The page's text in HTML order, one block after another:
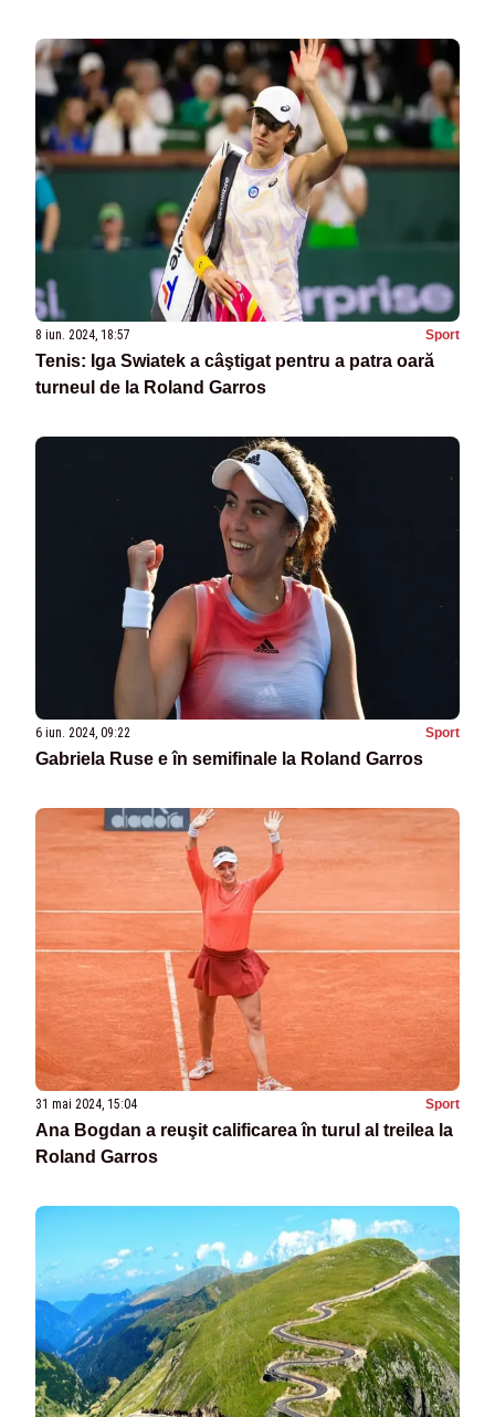
8 iun. 2024, 18:57 Sport
Tenis: Iga Swiatek a câştigat pentru a patra oară
turneul de la Roland Garros
6 iun. 2024, 09:22 Sport
Gabriela Ruse e în semifinale la Roland Garros
31 mai 2024, 15:04 Sport
Ana Bogdan a reuşit calificarea în turul al treilea la
Roland Garros